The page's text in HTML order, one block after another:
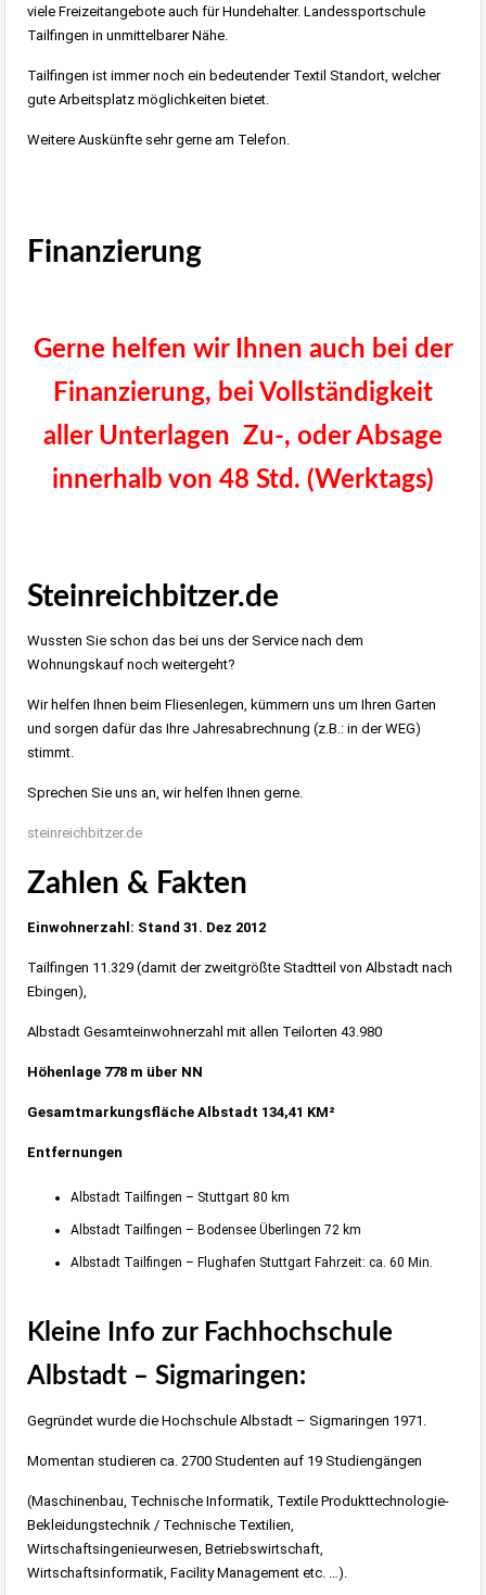
viele Freizeitangebote auch für Hundehalter. Landessportschule
Tailfingen in unmittelbarer Nähe.
Tailfingen ist immer noch ein bedeutender Textil Standort, welcher
gute Arbeitsplatz möglichkeiten bietet.
Weitere Auskünfte sehr gerne am Telefon.
Finanzierung
Gerne helfen wir Ihnen auch bei der
Finanzierung, bei Vollständigkeit
aller Unterlagen Zu-, oder Absage
innerhalb von 48 Std. (Werktags)
Steinreichbitzer.de
Wussten Sie schon das bei uns der Service nach dem
Wohnungskauf noch weitergeht?
Wir helfen Ihnen beim Fliesenlegen, kümmern uns um Ihren Garten
und sorgen dafür das Ihre Jahresabrechnung (z.B.: in der WEG)
stimmt.
Sprechen Sie uns an, wir helfen Ihnen gerne.
steinreichbitzer.de
Zahlen & Fakten
Einwohnerzahl: Stand 31. Dez 2012
Tailfingen 11.329 (damit der zweitgrößte Stadtteil von Albstadt nach
Ebingen),
Albstadt Gesamteinwohnerzahl mit allen Teilorten 43.980
Höhenlage 778 m über NN
Gesamtmarkungsfläche Albstadt 134,41 KM²
Entfernungen
Albstadt Tailfingen – Stuttgart 80 km
Albstadt Tailfingen – Bodensee Überlingen 72 km
Albstadt Tailfingen – Flughafen Stuttgart Fahrzeit: ca. 60 Min.
Kleine Info zur Fachhochschule
Albstadt – Sigmaringen:
Gegründet wurde die Hochschule Albstadt – Sigmaringen 1971.
Momentan studieren ca. 2700 Studenten auf 19 Studiengängen
(Maschinenbau, Technische Informatik, Textile Produkttechnologie-
Bekleidungstechnik / Technische Textilien,
Wirtschaftsingenieurwesen, Betriebswirtschaft,
Wirtschaftsinformatik, Facility Management etc. …).